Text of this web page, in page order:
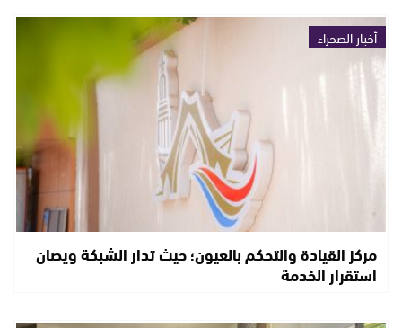
أخبار الصحراء
مركز القيادة والتحكم بالعيون؛ حيث تدار الشبكة ويصان
استقرار الخدمة